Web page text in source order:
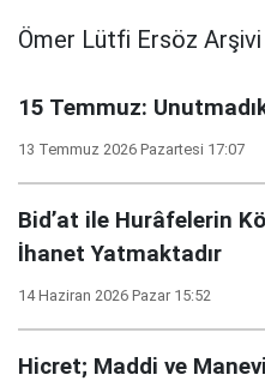
Ömer Lütfi Ersöz Arşivi
15 Temmuz:
13 Temmuz 2026 Pazartesi 17:07
Bid’at ile Hurâfelerin
İhanet Yatmaktadır
14 Haziran 2026 Pazar 15:52
Hicret; Maddi ve